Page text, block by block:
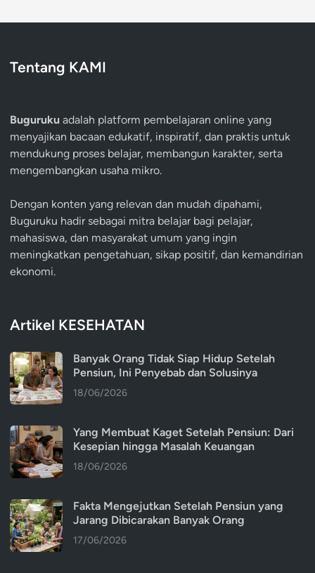
Tentang KAMI
Buguruku adalah platform pembelajaran online yang
menyajikan bacaan edukatif, inspiratif, dan praktis untuk
mendukung proses belajar, membangun karakter, serta
mengembangkan usaha mikro.
Dengan konten yang relevan dan mudah dipahami,
Buguruku hadir sebagai mitra belajar bagi pelajar,
mahasiswa, dan masyarakat umum yang ingin
meningkatkan pengetahuan, sikap positif, dan kemandirian
ekonomi.
Artikel KESEHATAN
Banyak Orang Tidak Siap Hidup Setelah
Pensiun, Ini Penyebab dan Solusinya
18/06/2026
Yang Membuat Kaget Setelah Pensiun: Dari
Kesepian hingga Masalah Keuangan
18/06/2026
Fakta Mengejutkan Setelah Pensiun yang
Jarang Dibicarakan Banyak Orang
17/06/2026